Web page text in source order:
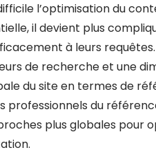
l’optimisation du
il devient plus
à leurs
de recherche et une
du site en termes de
professionnels du
plus globales pour